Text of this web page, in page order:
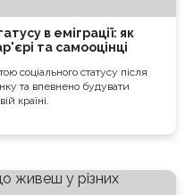
в еміграції: як
та самооцінці
соціального статусу після
та впевнено будувати
країні.